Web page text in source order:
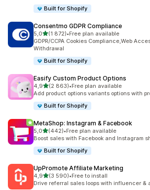
Built for Shopify
Consentmo GDPR Compliance
5,0av 5 stjerner
(1 872)
Totalt 1872 omtaler
•Free plan available
GDPR/CCPA Cookies Compliance,Web
Withdrawal
Built for Shopify
Easify Custom Product Options
4,9av 5 stjerner
(2 863)
Totalt 2863 omtaler
•Free plan available
Add product options variants options with
Built for Shopify
MetaShop: Instagram & Facebook
5,0av 5 stjerner
(442)
Totalt 442 omtaler
•Free plan available
Boost sales with Facebook and Instagram
Built for Shopify
UpPromote Affiliate Marketing
4,9av 5 stjerner
(3 590)
Totalt 3590 omtaler
•Free to install
Drive referral sales loops with influencer &